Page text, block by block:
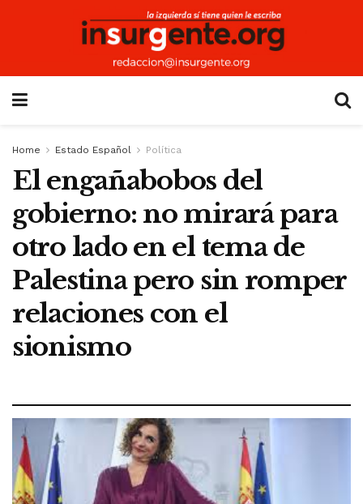
Home Estado Español Política
El engañabobos del
gobierno: no mirará para
otro lado en el tema de
Palestina pero sin romper
relaciones con el
sionismo